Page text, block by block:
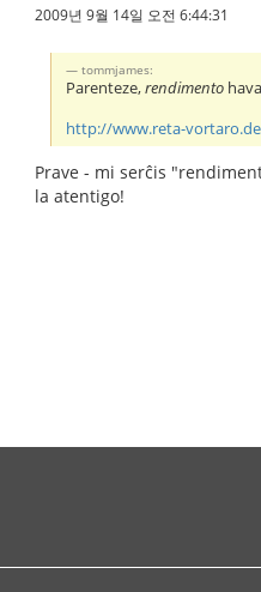
2009년 9월 14일 오전 6:44:31
tommjames:
Parenteze,rendimento
http://www.reta-
Prave - mi serĉis
la atentigo!